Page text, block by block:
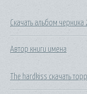
Скачать альбом черника
Автор книги имена
The hardkiss скачать